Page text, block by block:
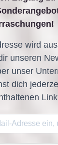
wird
unseren
unser
dich